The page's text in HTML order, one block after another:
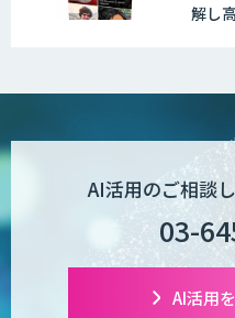
析総合
解し
AI活用のご相談
03-
AI活用